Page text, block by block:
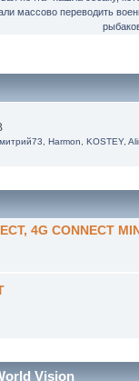
ТЦК: Лубинец высказался
почта" нашла собаку,
4G CONNECT